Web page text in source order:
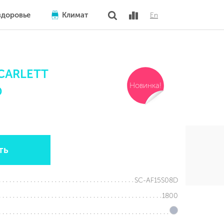
Климат En
Новинка!
SC-AF15S08D
1800